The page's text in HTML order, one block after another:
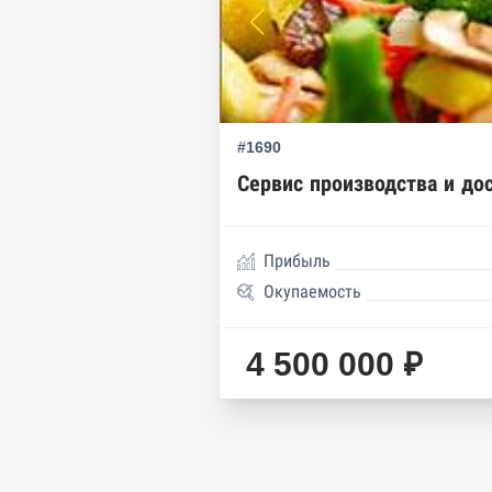
Реестр членов Торгово-
Реестр уведомлений о
Реестр недействительных
Единый реестр малого и
#1690
Сервис производства и
Прибыль
Окупаемость
4 500 000 ₽